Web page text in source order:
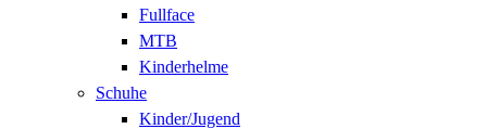
Fullface
MTB
Kinderhelme
Schuhe
Kinder/Jugend